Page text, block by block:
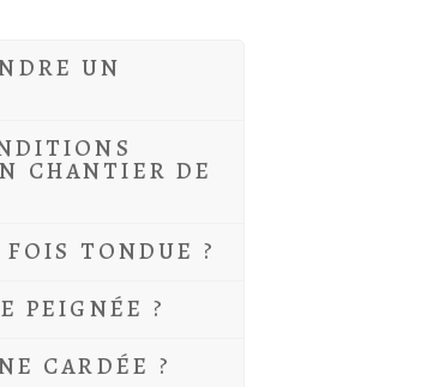
UN
CHANTIER DE
TONDUE ?
PEIGNÉE ?
CARDÉE ?